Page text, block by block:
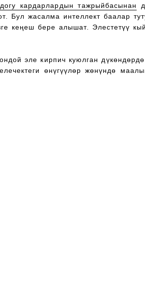
кардарлардын тажрыйбасынан
Бул жасалма интеллект баалар
кеңеш бере алышат. Элестетүү
эле кирпич куюлган
өнүгүүлөр жөнүндө